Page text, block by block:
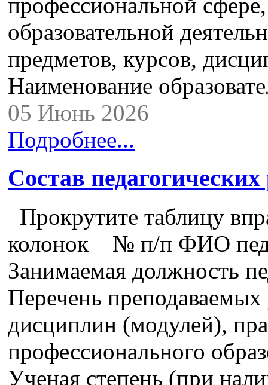
образовательной
предметов, курсов,
Наименование
05 Июнь 2026
Подробнее...
Состав
Прокрутите таблицу
колонок № п/п ФИО
Занимаемая должность
Перечень
дисциплин (модулей),
профессионального
Ученая степень (при